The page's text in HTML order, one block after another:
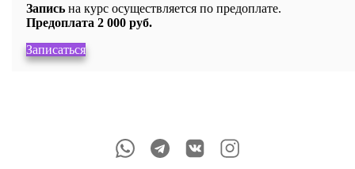
Запись на курс осуществляется по предоплате.
Предоплата 2 000 руб.
Записаться